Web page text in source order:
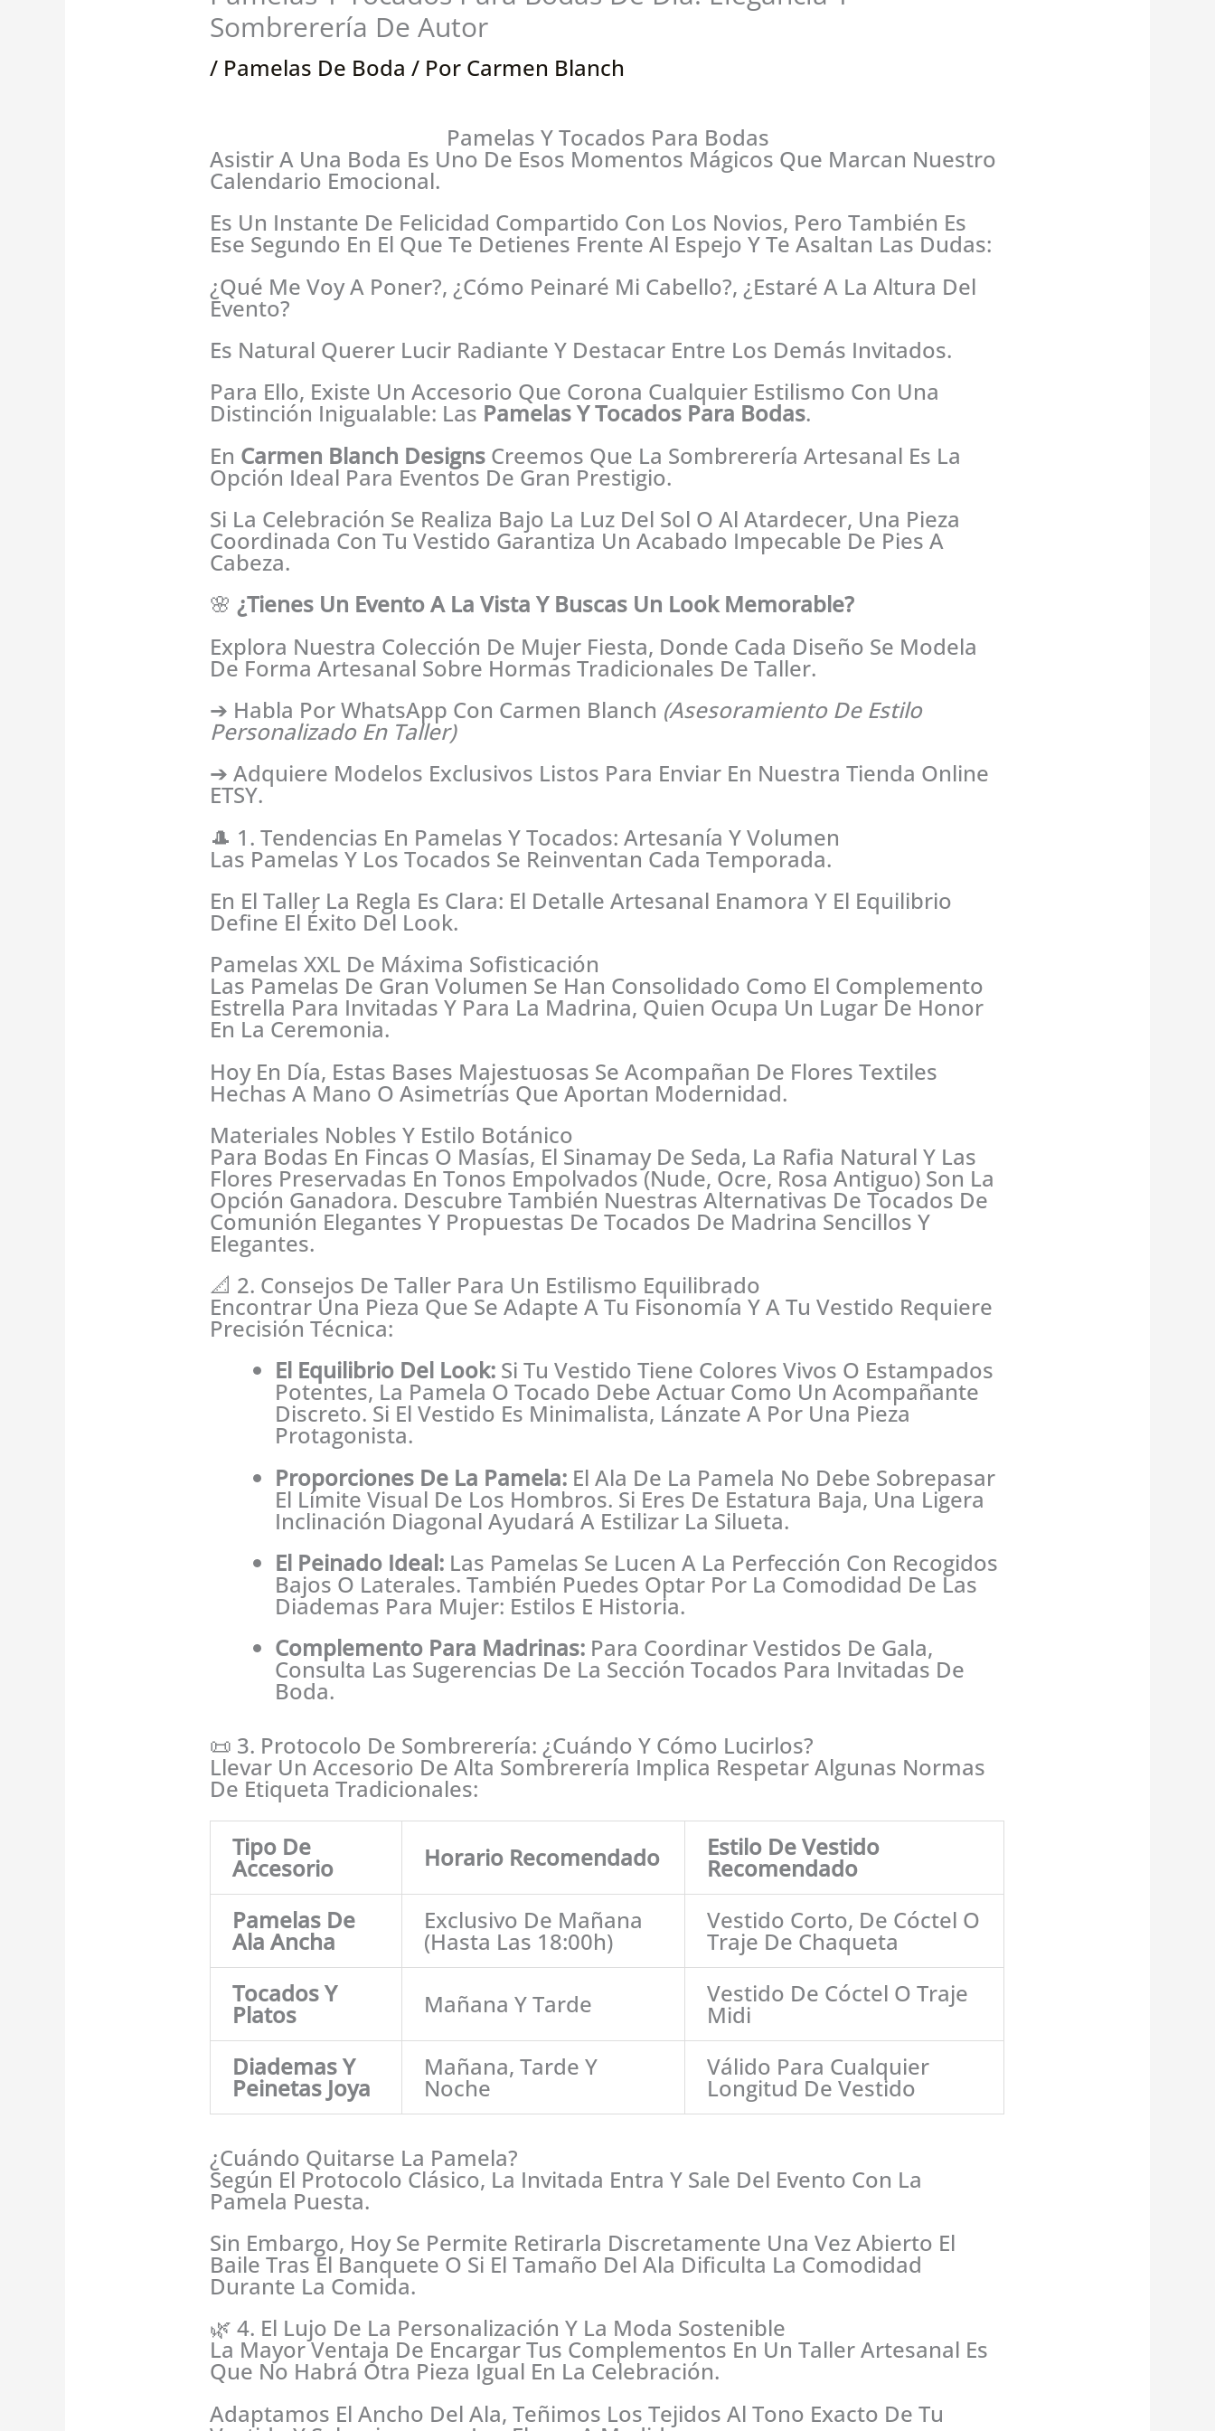
Sombrerería De Autor
/ Pamelas De Boda / Por Carmen Blanch
Pamelas Y Tocados Para Bodas
Asistir A Una Boda Es Uno De Esos Momentos Mágicos Que Marcan Nuestro
Calendario Emocional.
Es Un Instante De Felicidad Compartido Con Los Novios, Pero También Es
Ese Segundo En El Que Te Detienes Frente Al Espejo Y Te Asaltan Las Dudas:
¿qué Me Voy A Poner?, ¿cómo Peinaré Mi Cabello?, ¿estaré A La Altura Del
Evento?
Es Natural Querer Lucir Radiante Y Destacar Entre Los Demás Invitados.
Para Ello, Existe Un Accesorio Que Corona Cualquier Estilismo Con Una
Distinción Inigualable: Las Pamelas Y Tocados Para Bodas.
En Carmen Blanch Designs Creemos Que La Sombrerería Artesanal Es La
Opción Ideal Para Eventos De Gran Prestigio.
Si La Celebración Se Realiza Bajo La Luz Del Sol O Al Atardecer, Una Pieza
Coordinada Con Tu Vestido Garantiza Un Acabado Impecable De Pies A
Cabeza.
🌸¿Tienes Un Evento A La Vista Y Buscas Un Look Memorable?
Explora Nuestra Colección De Mujer Fiesta, Donde Cada Diseño Se Modela
De Forma Artesanal Sobre Hormas Tradicionales De Taller.
➔ Habla Por WhatsApp Con Carmen Blanch (Asesoramiento De Estilo
Personalizado En Taller)
➔ Adquiere Modelos Exclusivos Listos Para Enviar En Nuestra Tienda Online
ETSY.
🎩 1. Tendencias En Pamelas Y Tocados: Artesanía Y Volumen
Las Pamelas Y Los Tocados Se Reinventan Cada Temporada.
En El Taller La Regla Es Clara: El Detalle Artesanal Enamora Y El Equilibrio
Define El Éxito Del Look.
Pamelas XXL De Máxima Sofisticación
Las Pamelas De Gran Volumen Se Han Consolidado Como El Complemento
Estrella Para Invitadas Y Para La Madrina, Quien Ocupa Un Lugar De Honor
En La Ceremonia.
Hoy En Día, Estas Bases Majestuosas Se Acompañan De Flores Textiles
Hechas A Mano O Asimetrías Que Aportan Modernidad.
Materiales Nobles Y Estilo Botánico
Para Bodas En Fincas O Masías, El Sinamay De Seda, La Rafia Natural Y Las
Flores Preservadas En Tonos Empolvados (nude, Ocre, Rosa Antiguo) Son La
Opción Ganadora. Descubre También Nuestras Alternativas De Tocados De
Comunión Elegantes Y Propuestas De Tocados De Madrina Sencillos Y
Elegantes.
📐 2. Consejos De Taller Para Un Estilismo Equilibrado
Encontrar Una Pieza Que Se Adapte A Tu Fisonomía Y A Tu Vestido Requiere
Precisión Técnica:
El Equilibrio Del Look: Si Tu Vestido Tiene Colores Vivos O Estampados
Potentes, La Pamela O Tocado Debe Actuar Como Un Acompañante
Discreto. Si El Vestido Es Minimalista, Lánzate A Por Una Pieza
Protagonista.
Proporciones De La Pamela: El Ala De La Pamela No Debe Sobrepasar
El Límite Visual De Los Hombros. Si Eres De Estatura Baja, Una Ligera
Inclinación Diagonal Ayudará A Estilizar La Silueta.
El Peinado Ideal: Las Pamelas Se Lucen A La Perfección Con Recogidos
Bajos O Laterales. También Puedes Optar Por La Comodidad De Las
Diademas Para Mujer: Estilos E Historia.
Complemento Para Madrinas: Para Coordinar Vestidos De Gala,
Consulta Las Sugerencias De La Sección Tocados Para Invitadas De
Boda.
📜 3. Protocolo De Sombrerería: ¿Cuándo Y Cómo Lucirlos?
Llevar Un Accesorio De Alta Sombrerería Implica Respetar Algunas Normas
De Etiqueta Tradicionales:
Tipo De
Accesorio Horario Recomendado Estilo De Vestido
Recomendado
Pamelas De
Ala Ancha
Exclusivo De Mañana
(hasta Las 18:00h)
Vestido Corto, De Cóctel O
Traje De Chaqueta
Tocados Y
Platos Mañana Y Tarde Vestido De Cóctel O Traje
Midi
Diademas Y
Peinetas Joya
Mañana, Tarde Y
Noche
Válido Para Cualquier
Longitud De Vestido
¿Cuándo Quitarse La Pamela?
Según El Protocolo Clásico, La Invitada Entra Y Sale Del Evento Con La
Pamela Puesta.
Sin Embargo, Hoy Se Permite Retirarla Discretamente Una Vez Abierto El
Baile Tras El Banquete O Si El Tamaño Del Ala Dificulta La Comodidad
Durante La Comida.
🌿 4. El Lujo De La Personalización Y La Moda Sostenible
La Mayor Ventaja De Encargar Tus Complementos En Un Taller Artesanal Es
Que No Habrá Otra Pieza Igual En La Celebración.
Adaptamos El Ancho Del Ala, Teñimos Los Tejidos Al Tono Exacto De Tu